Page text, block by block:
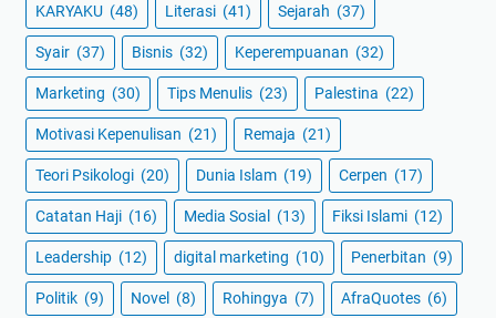
KARYAKU (48) Literasi (41) Sejarah (37)
Syair (37) Bisnis (32) Keperempuanan (32)
Marketing (30) Tips Menulis (23) Palestina (22)
Motivasi Kepenulisan (21) Remaja (21)
Teori Psikologi (20) Dunia Islam (19) Cerpen (17)
Catatan Haji (16) Media Sosial (13) Fiksi Islami (12)
Leadership (12) digital marketing (10) Penerbitan (9)
Politik (9) Novel (8) Rohingya (7) AfraQuotes (6)